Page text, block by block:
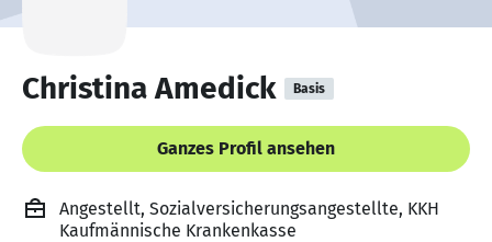
Christina Amedick Basis
Ganzes Profil ansehen
Angestellt, Sozialversicherungsangestellte, KKH
Kaufmännische Krankenkasse